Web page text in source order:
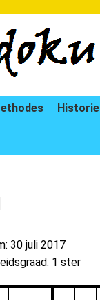
Historie
30 juli 2017
1 ster